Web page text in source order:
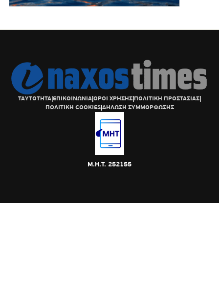
ΤΑΥΤΟΤΗΤΑ|ΕΠΙΚΟΙΝΩΝΙΑ|ΟΡΟΙ ΧΡΗΣΗΣ|ΠΟΛΙΤΙΚΗ ΠΡΟΣΤΑΣΙΑΣ|
ΠΟΛΙΤΙΚΗ COOKIES|ΔΗΛΩΣΗ ΣΥΜΜΟΡΦΩΣΗΣ
Μ.Η.Τ. 252155